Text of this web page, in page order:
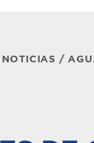
NOTICIAS /